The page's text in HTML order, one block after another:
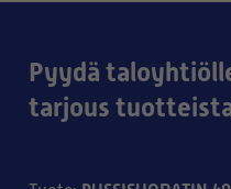
Pyydä
tarjous